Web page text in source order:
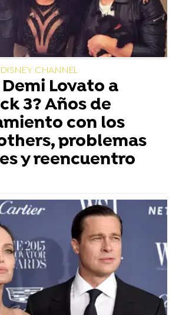
CHANNEL
Lovato a
3? Años de
con los
problemas
y reencuentro